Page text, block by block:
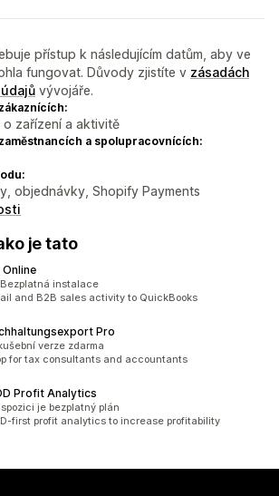
přístup k následujícím datům, aby ve
fungovat. Důvody zjistíte v zásadách
vývojáře.
o zařízení a aktivitě
a spolupracovnících:
objednávky, Shopify Payments
je tato
recenzí: 3174
Bezplatná instalace
and B2B sales activity to QuickBooks
Pro
recenzí: 101verze zdarma
for tax consultants and accountants
Profit Analytics
recenzí: 19je bezplatný plán
first profit analytics to increase profitability